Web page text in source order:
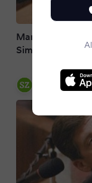
Mark Fuhrman:
Simpson
Sächsische.de
3 months ago